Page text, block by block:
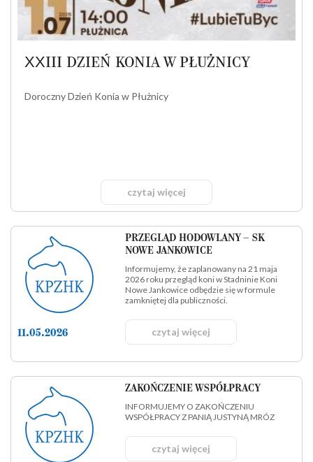
XXIII DZIEŃ KONIA W PŁUŻNICY
Doroczny Dzień Konia w Płużnicy
czytaj więcej
11.05.2026
PRZEGLĄD HODOWLANY – SK
NOWE JANKOWICE
​Informujemy, że zaplanowany na 21 maja
2026 roku przegląd koni w Stadninie Koni
Nowe Jankowice odbędzie się w formule
zamkniętej dla publiczności.
czytaj więcej
ZAKOŃCZENIE WSPÓŁPRACY
INFORMUJEMY O ZAKOŃCZENIU
WSPÓŁPRACY Z PANIĄ JUSTYNĄ MRÓZ
czytaj więcej